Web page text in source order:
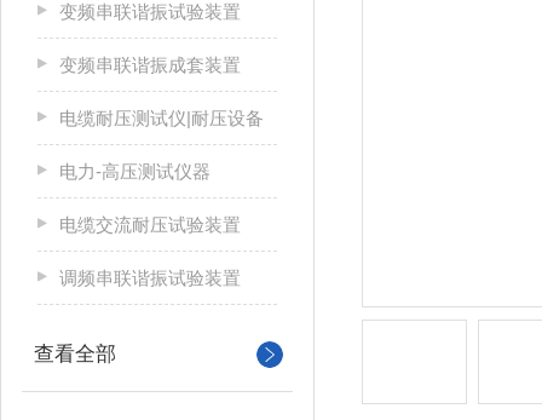
变频串联谐振试验装置
变频串联谐振成套装置
电缆耐压测试仪|耐压设备
电力-高压测试仪器
电缆交流耐压试验装置
调频串联谐振试验装置
查看全部